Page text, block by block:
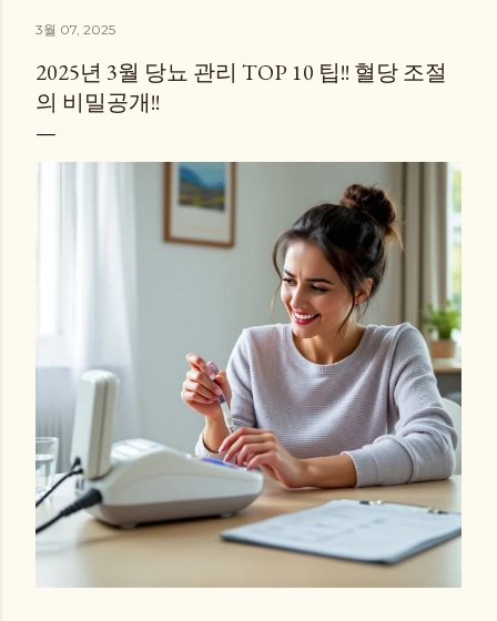
3월 07, 2025
2025년 3월 당뇨 관리 TOP 10 팁!! 혈당 조절
의 비밀공개!!